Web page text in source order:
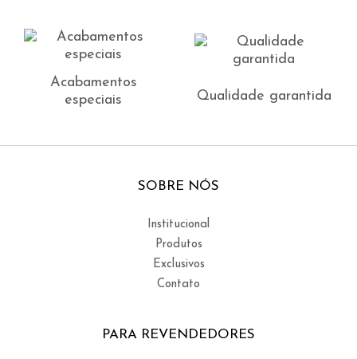
Acabamentos
especiais
Qualidade garantida
SOBRE NÓS
Institucional
Produtos
Exclusivos
Contato
PARA REVENDEDORES